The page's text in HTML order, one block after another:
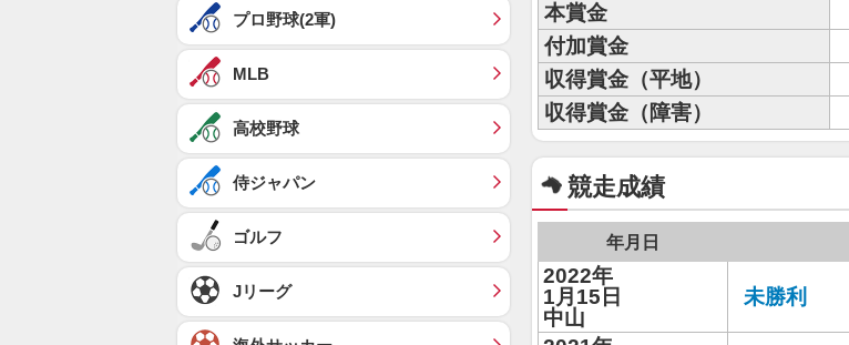
本賞金
付加賞金
収得賞金（平地）
収得賞金（障害）
競走成績
年月日
2022年
1月15日
中山
未勝利
プロ野球(2軍)
MLB
高校野球
侍ジャパン
ゴルフ
Jリーグ